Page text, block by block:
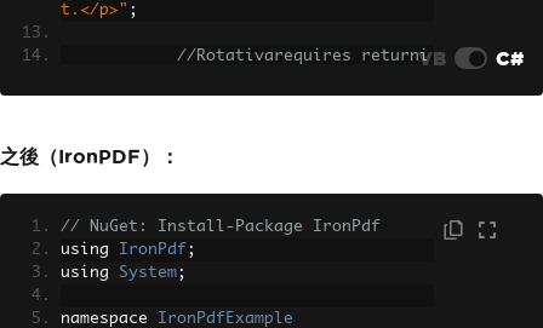
t.</p>" ;
//Rotativarequires returni
PageSize
= Rotativa.As
pNetCore
Options . Size .
};
}
VB C#
之後（IronPDF）：
// NuGet: Install-Package IronPdf
using IronPdf ;
using System;
namespace IronPdfExample